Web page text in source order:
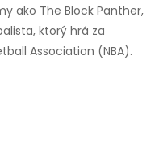
ako The Block Panther,
ktorý hrá za
Association (NBA).